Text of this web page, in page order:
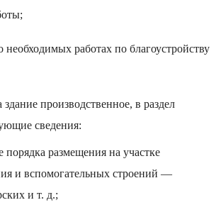
работах по благоустройству
здание производственное, в раздел
сведения:
порядка размещения на участке
и вспомогательных строений —
и т. д.;